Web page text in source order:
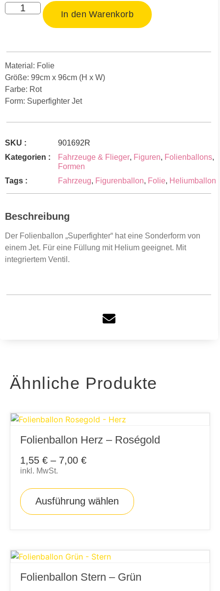
In den Warenkorb
Material: Folie
Größe: 99cm x 96cm (H x W)
Farbe: Rot
Form: Superfighter Jet
SKU :
901692R
Kategorien :
Fahrzeuge & Flieger, Figuren, Folienballons,
Formen
Tags :
Fahrzeug, Figurenballon, Folie, Heliumballon
Beschreibung
Der Folienballon „Superfighter“ hat eine Sonderform von
einem Jet. Für eine Füllung mit Helium geeignet. Mit
integriertem Ventil.
Ähnliche Produkte
Folienballon Herz – Roségold
1,55 € – 7,00 €
inkl. MwSt.
Ausführung wählen
Folienballon Stern – Grün